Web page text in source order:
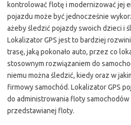
kontrolować flotę i modernizować jej
pojazdu może być jednocześnie
ażeby śledzić pojazdy swoich dzieci i
Lokalizator GPS jest to bardziej
trasę, jaką pokonało auto, przez co
stosownym rozwiązaniem do
niemu można śledzić, kiedy oraz w
firmowy samochód. Lokalizator GPS
do administrowania floty
przedstawianej floty.